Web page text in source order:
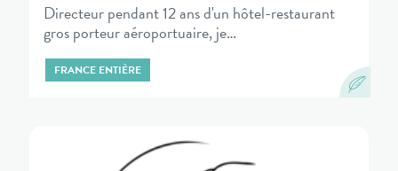
Directeur pendant 12 ans d'un hôtel-restaurant
gros porteur aéroportuaire, je…
FRANCE ENTIÈRE